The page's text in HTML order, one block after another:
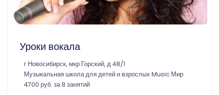
Уроки вокала
г Новосибирск, мкр Горский, д 48/1
Музыкальная школа для детей и взрослых Music Мир
4700 руб. за 8 занятий